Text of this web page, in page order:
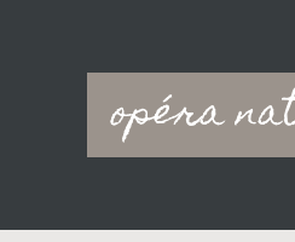
opéra
Main
navigation